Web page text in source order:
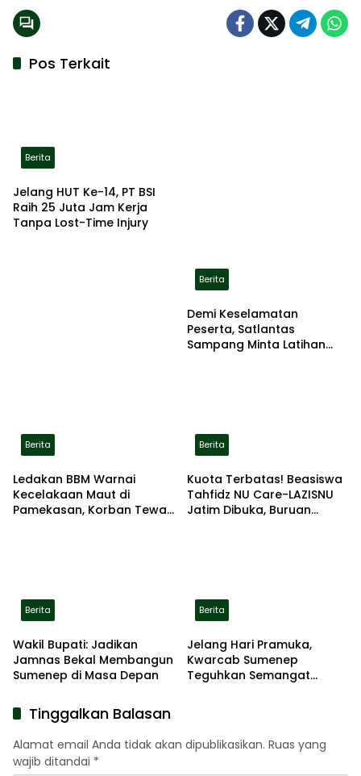
Pos Terkait
Berita
Jelang HUT Ke-14, PT BSI
Raih 25 Juta Jam Kerja
Tanpa Lost-Time Injury
Berita
Demi Keselamatan
Peserta, Satlantas
Sampang Minta Latihan
Berita
Ledakan BBM Warnai
Kecelakaan Maut di
Pamekasan, Korban Tewas
Berita
Kuota Terbatas! Beasiswa
Tahfidz NU Care-LAZISNU
Jatim Dibuka, Buruan
Berita
Wakil Bupati: Jadikan
Jamnas Bekal Membangun
Sumenep di Masa Depan
Berita
Jelang Hari Pramuka,
Kwarcab Sumenep
Teguhkan Semangat
Tinggalkan Balasan
Alamat email Anda tidak akan dipublikasikan. Ruas yang
wajib ditandai *